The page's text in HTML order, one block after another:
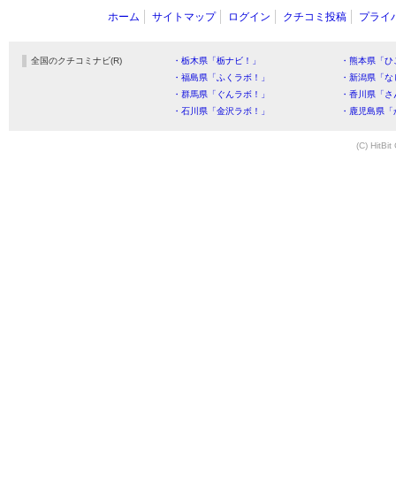
ホーム サイトマップ ログイン クチコミ投稿 プライ
全国のクチコミナビ(R) ・栃木県「栃ナビ！」
・熊本県「
・福島県「ふくラボ！」
・新潟県「
・群馬県「ぐんラボ！」
・香川県「
・石川県「金沢ラボ！」
・鹿児島県
(C) HitBit